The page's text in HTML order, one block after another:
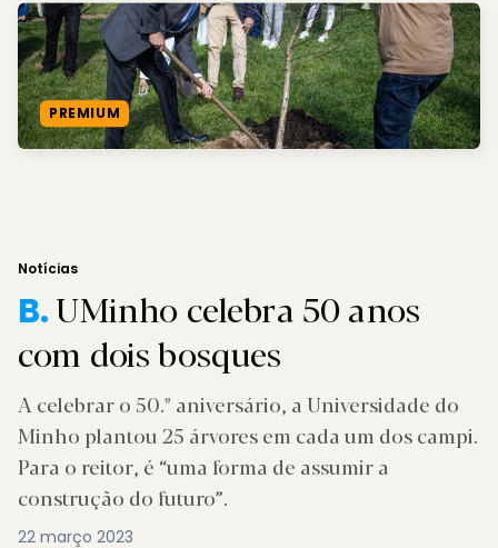
PREMIUM
Notícias
B.UMinho celebra 50 anos
com dois bosques
A celebrar o 50.º aniversário, a Universidade do
Minho plantou 25 árvores em cada um dos campi.
Para o reitor, é “uma forma de assumir a
construção do futuro”.
22 março 2023